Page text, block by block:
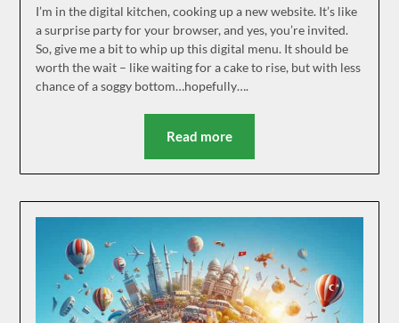
I’m in the digital kitchen, cooking up a new website. It’s like
a surprise party for your browser, and yes, you’re invited.
So, give me a bit to whip up this digital menu. It should be
worth the wait – like waiting for a cake to rise, but with less
chance of a soggy bottom…hopefully….
Read more